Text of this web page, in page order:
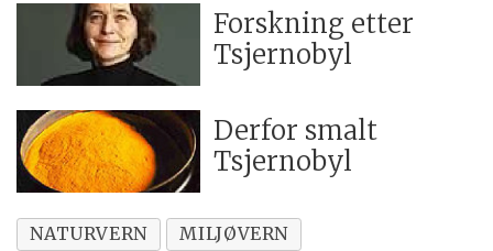
Forskning etter
Tsjernobyl
Derfor smalt
Tsjernobyl
NATURVERN
MILJØVERN